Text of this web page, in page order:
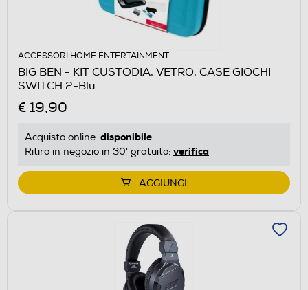
ACCESSORI HOME ENTERTAINMENT
BIG BEN - KIT CUSTODIA, VETRO, CASE GIOCHI
SWITCH 2-Blu
€ 19,90
Acquisto online: disponibile
Ritiro in negozio in 30' gratuito: verifica
AGGIUNGI